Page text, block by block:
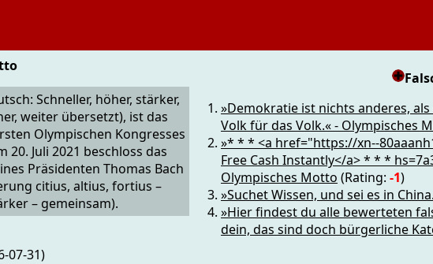
Schneller, höher, stärker,
weiter übersetzt), ist das
Olympischen Kongresses
Juli 2021 beschloss das
Präsidenten Thomas Bach
citius, altius, fortius –
– gemeinsam).
07-31)
»Demokratie ist nichts anderes,
Volk für das Volk.« - Olympisches
»* * * <a href="https://xn--
Free Cash Instantly</a> * * *
Olympisches Motto (Rating: -1)
»Suchet Wissen, und sei es in
»Hier findest du alle bewerteten
dein, das sind doch bürgerliche